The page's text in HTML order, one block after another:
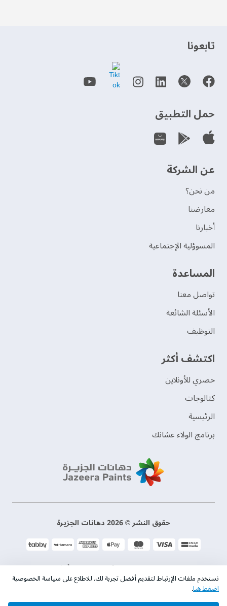
‫تابعونا‬
حمل التطبيق
عن الشركة
من نحن؟
‫معارضنا‬
‫أخبارنا‬
المسوؤلية الإجتماعية
‫المساعدة‬
تواصل معنا
الأسئلة الشائعة
التوظيف
اكتشف أكثر
حصري للأونلاين
‫كتالوجات‬
الرئيسية
برنامج الولاء عشانك
حقوق النشر © 2026 دهانات الجزيرة
سياسة الخصوصية الشروط و الأحكام
السجل التجاري. 101046780
نستخدم ملفات الإرتباط لتقديم أفضل تجربة لك. للاطلاع على سياسة الخصوصية
اضغط هنا.